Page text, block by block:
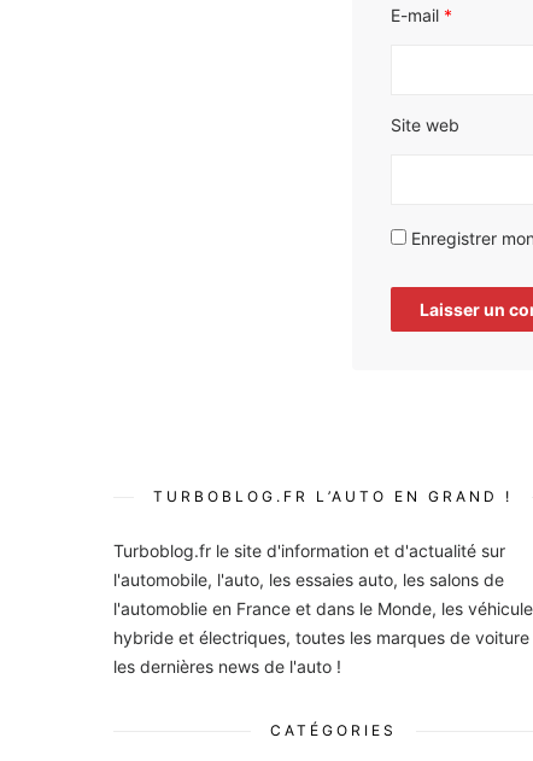
E-mail *
Site web
Enregistrer
TURBOBLOG.FR L’AUTO EN GRAND !
Turboblog.fr le site d'information et d'actualité sur
l'automobile, l'auto, les essaies auto, les salons de
l'automoblie en France et dans le Monde, les
hybride et électriques, toutes les marques de
les dernières news de l'auto !
CATÉGORIES